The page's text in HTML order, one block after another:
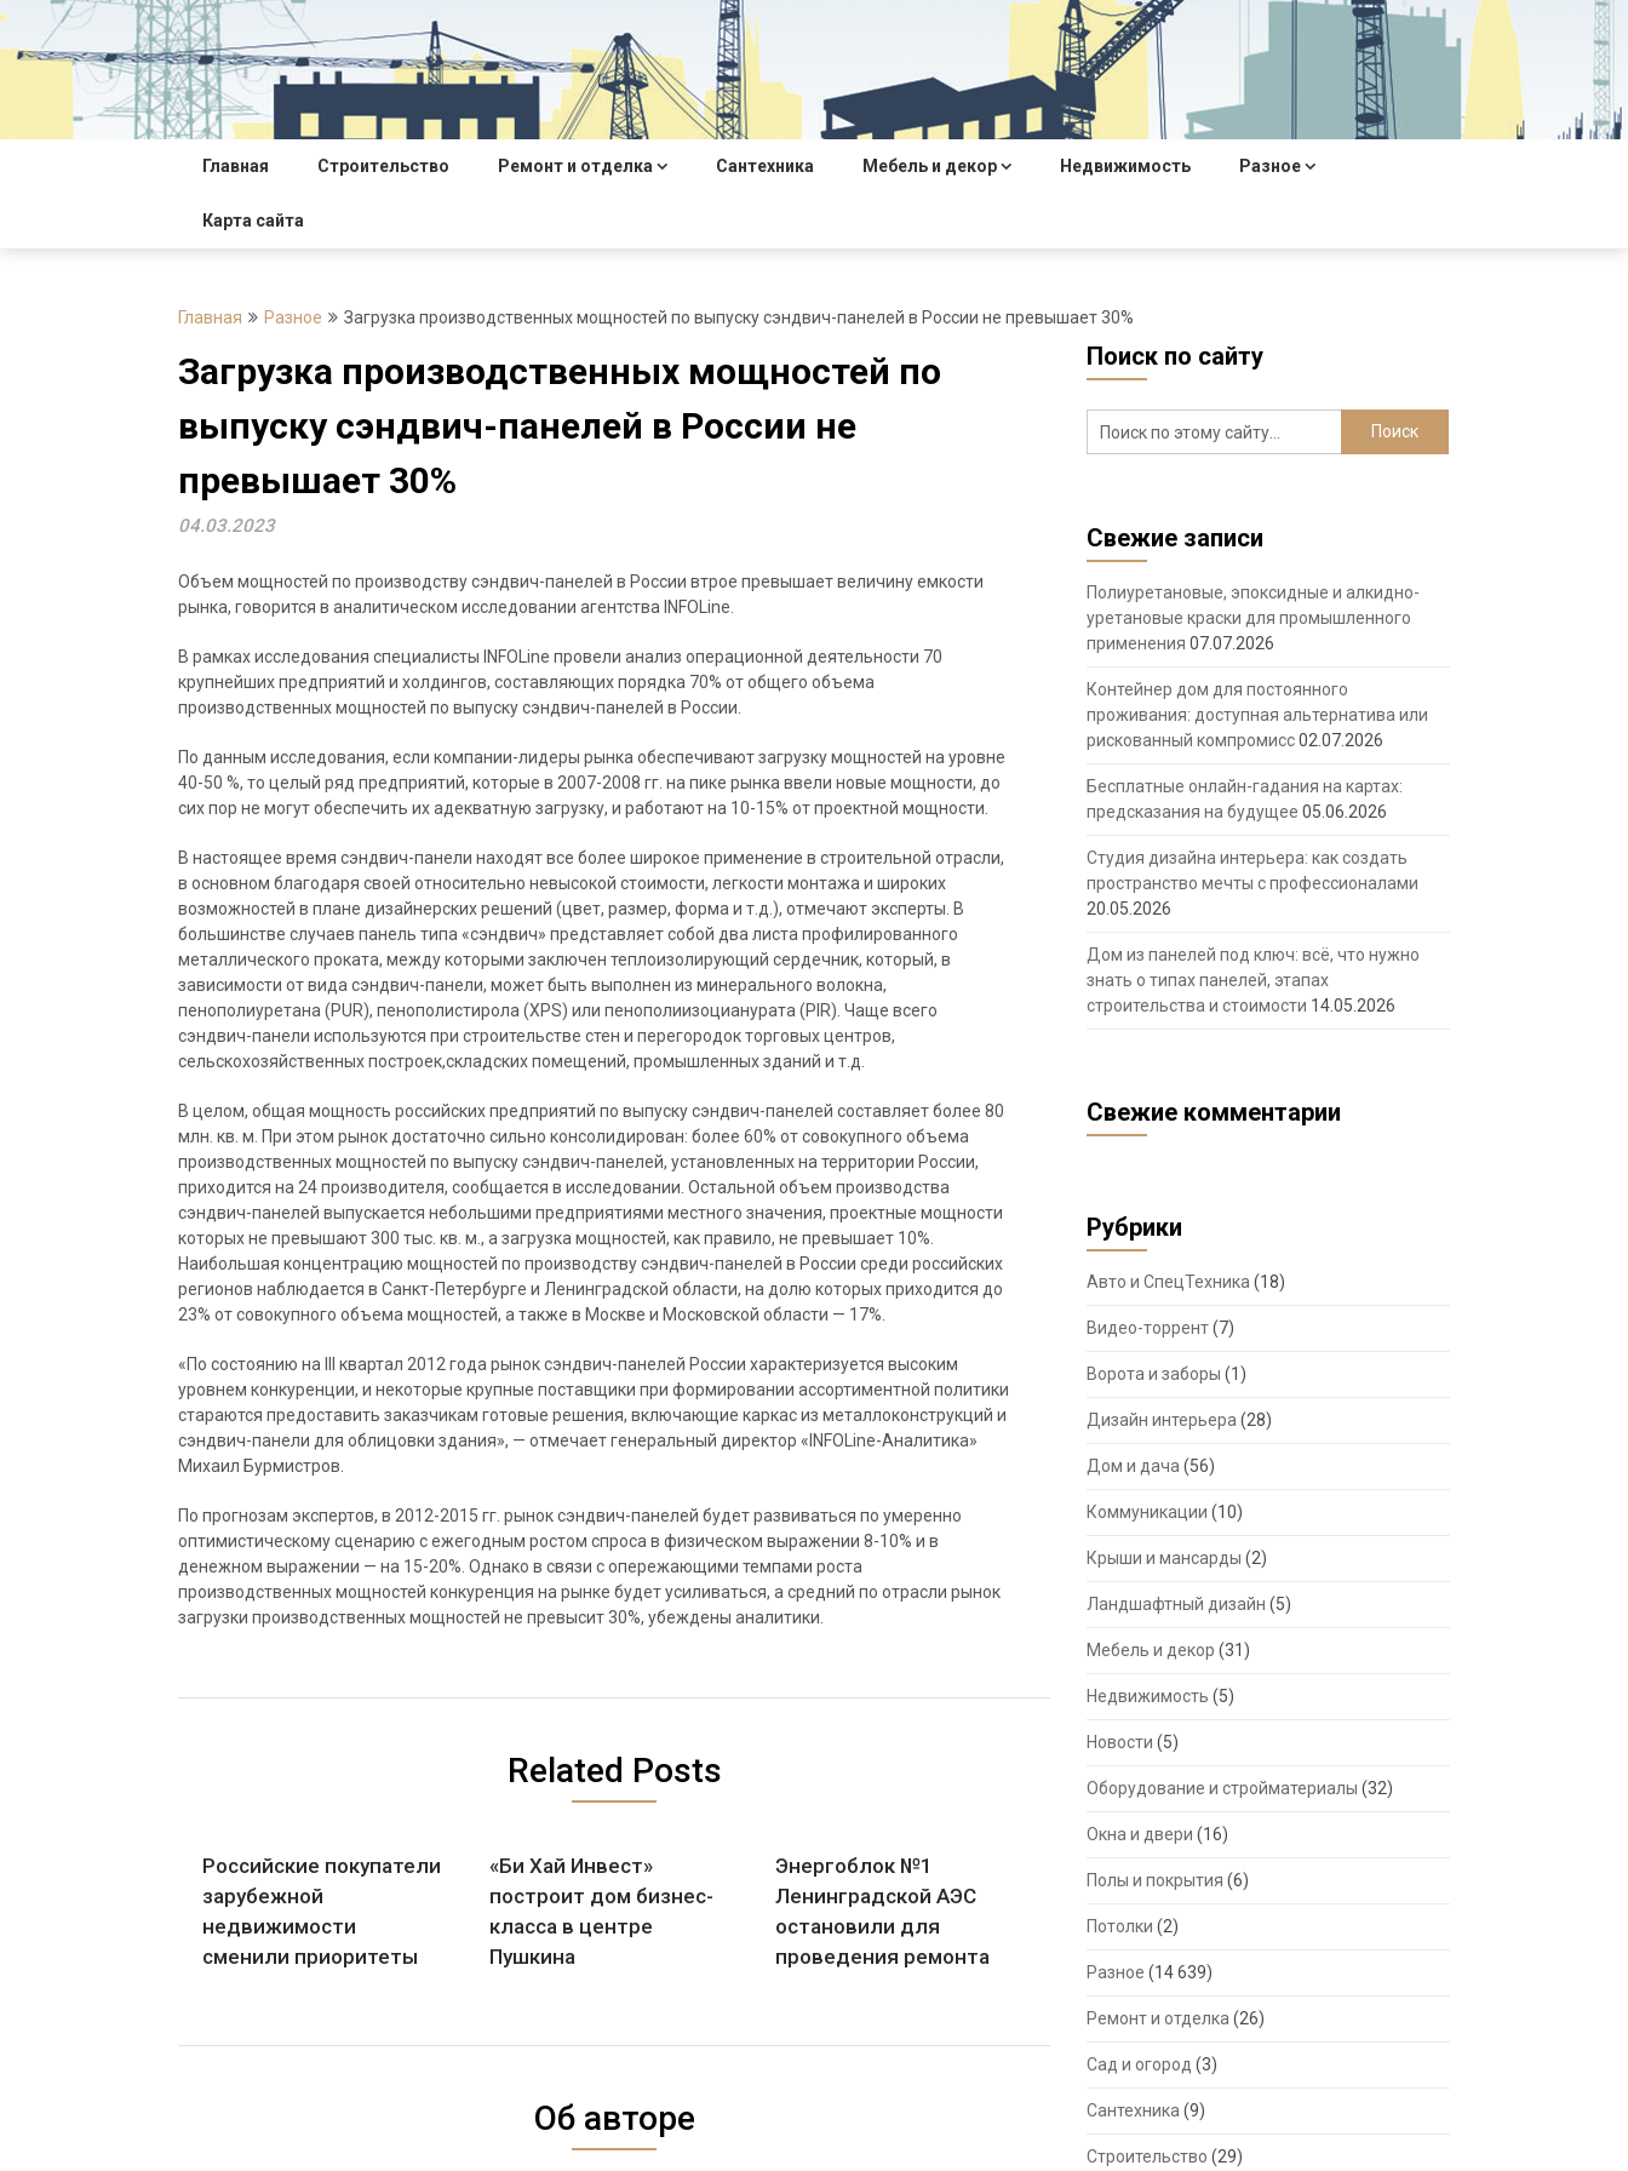
Перейти
содержимому
Главная Строительство Ремонт и отделка Сантехника Мебель и декор Недвижимость Разное
Карта сайта
Главная Разное Загрузка производственных мощностей по выпуску сэндвич-панелей в России не превышает 30%
Загрузка производственных мощностей по
выпуску сэндвич-панелей в России не
превышает 30%
04.03.2023
Объем мощностей по производству сэндвич-панелей в России втрое превышает величину емкости
рынка, говорится в аналитическом исследовании агентства INFOLine.
В рамках исследования специалисты INFOLine провели анализ операционной деятельности 70
крупнейших предприятий и холдингов, составляющих порядка 70% от общего объема
производственных мощностей по выпуску сэндвич-панелей в России.
По данным исследования, если компании-лидеры рынка обеспечивают загрузку мощностей на уровне
40-50 %, то целый ряд предприятий, которые в 2007-2008 гг. на пике рынка ввели новые мощности, до
сих пор не могут обеспечить их адекватную загрузку, и работают на 10-15% от проектной мощности.
В настоящее время сэндвич-панели находят все более широкое применение в строительной отрасли,
в основном благодаря своей относительно невысокой стоимости, легкости монтажа и широких
возможностей в плане дизайнерских решений (цвет, размер, форма и т.д.), отмечают эксперты. В
большинстве случаев панель типа «сэндвич» представляет собой два листа профилированного
металлического проката, между которыми заключен теплоизолирующий сердечник, который, в
зависимости от вида сэндвич-панели, может быть выполнен из минерального волокна,
пенополиуретана (PUR), пенополистирола (XPS) или пенополиизоцианурата (PIR). Чаще всего
сэндвич-панели используются при строительстве стен и перегородок торговых центров,
сельскохозяйственных построек,складских помещений, промышленных зданий и т.д.
В целом, общая мощность российских предприятий по выпуску сэндвич-панелей составляет более 80
млн. кв. м. При этом рынок достаточно сильно консолидирован: более 60% от совокупного объема
производственных мощностей по выпуску сэндвич-панелей, установленных на территории России,
приходится на 24 производителя, сообщается в исследовании. Остальной объем производства
сэндвич-панелей выпускается небольшими предприятиями местного значения, проектные мощности
которых не превышают 300 тыс. кв. м., а загрузка мощностей, как правило, не превышает 10%.
Наибольшая концентрацию мощностей по производству сэндвич-панелей в России среди российских
регионов наблюдается в Санкт-Петербурге и Ленинградской области, на долю которых приходится до
23% от совокупного объема мощностей, а также в Москве и Московской области — 17%.
«По состоянию на III квартал 2012 года рынок сэндвич-панелей России характеризуется высоким
уровнем конкуренции, и некоторые крупные поставщики при формировании ассортиментной политики
стараются предоставить заказчикам готовые решения, включающие каркас из металлоконструкций и
сэндвич-панели для облицовки здания», — отмечает генеральный директор «INFOLine-Аналитика»
Михаил Бурмистров.
По прогнозам экспертов, в 2012-2015 гг. рынок сэндвич-панелей будет развиваться по умеренно
оптимистическому сценарию с ежегодным ростом спроса в физическом выражении 8-10% и в
денежном выражении — на 15-20%. Однако в связи с опережающими темпами роста
производственных мощностей конкуренция на рынке будет усиливаться, а средний по отрасли рынок
загрузки производственных мощностей не превысит 30%, убеждены аналитики.
Related Posts
Российские покупатели
зарубежной
недвижимости
сменили приоритеты
«Би Хай Инвест»
построит дом бизнес-
класса в центре
Пушкина
Энергоблок №1
Ленинградской АЭС
остановили для
проведения ремонта
Об авторе
Поиск по сайту
Свежие записи
Полиуретановые, эпоксидные и алкидно-
уретановые краски для промышленного
применения 07.07.2026
Контейнер дом для постоянного
проживания: доступная альтернатива или
рискованный компромисс02.07.2026
Бесплатные онлайн-гадания на картах:
предсказания на будущее 05.06.2026
Студия дизайна интерьера: как создать
пространство мечты с профессионалами
20.05.2026
Дом из панелей под ключ: всё, что нужно
знать о типах панелей, этапах
строительства и стоимости 14.05.2026
Свежие комментарии
Рубрики
Авто и СпецТехника (18)
Видео-торрент(7)
Ворота и заборы (1)
Дизайн интерьера (28)
Дом и дача (56)
Коммуникации (10)
Крыши и мансарды (2)
Ландшафтный дизайн (5)
Мебель и декор (31)
Недвижимость (5)
Новости (5)
Оборудование и стройматериалы (32)
Окна и двери (16)
Полы и покрытия (6)
Потолки (2)
Разное (14 639)
Ремонт и отделка (26)
Сад и огород (3)
Сантехника (9)
Строительство (29)